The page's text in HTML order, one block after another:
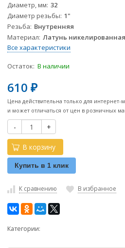
Диаметр, мм 32
Диаметр резьбы 1"
Резьба Внутренняя
Материал Латунь никелированная
Все характеристики
Остаток: В наличии
610 ₽
Цена действительна только для интернет-
и может отличаться от цен в розничных
- +
В корзину
Купить в 1 клик
К сравнению В избранное
Категории: